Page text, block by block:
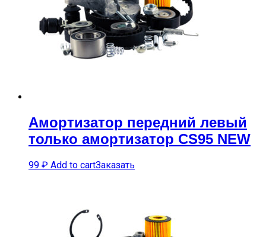
Амортизатор передний левый
только амортизатор CS95 NEW
99 ₽ Add to cartЗаказать